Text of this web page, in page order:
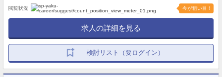
閲覧状況 今が狙い目！
求人の詳細を見る
検討リスト（要ログイン）